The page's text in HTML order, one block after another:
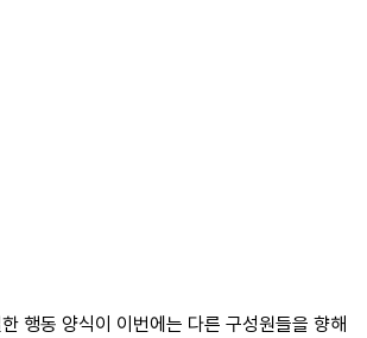
행동 양식이 이번에는 다른 구성원들을 향해